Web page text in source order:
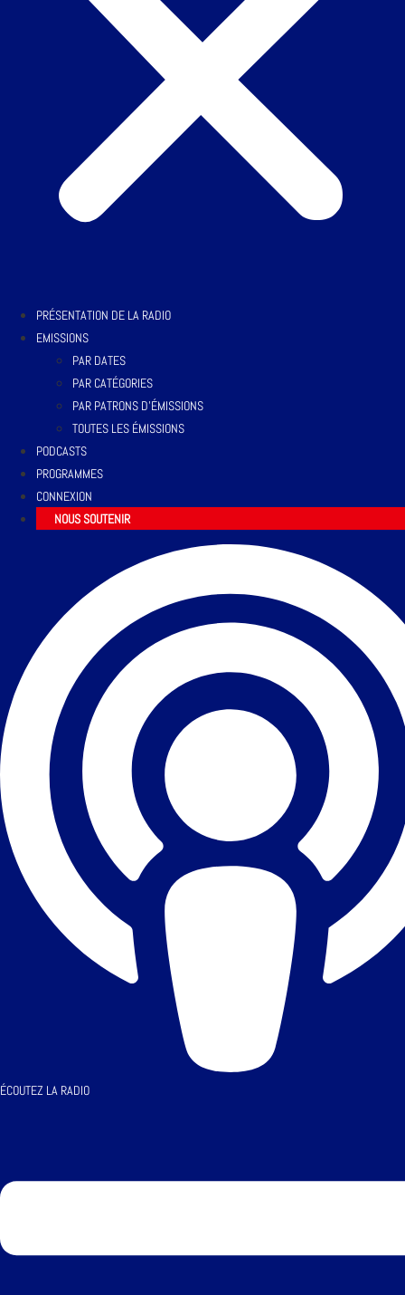
PRÉSENTATION DE LA RADIO
EMISSIONS
PAR DATES
PAR CATÉGORIES
PAR PATRONS D’ÉMISSIONS
TOUTES LES ÉMISSIONS
PODCASTS
PROGRAMMES
CONNEXION
NOUS SOUTENIR
ÉCOUTEZ LA RADIO